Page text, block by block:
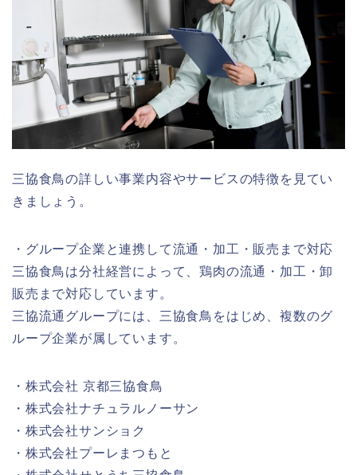
三協食鳥の詳しい事業内容やサービスの特徴を見てい
きましょう。
・グループ企業と連携して流通・加工・販売まで対応
三協食鳥は分社経営によって、鶏肉の流通・加工・卸
販売まで対応しています。
三協流通グループには、三協食鳥をはじめ、複数のグ
ループ企業が属しています。
・株式会社 京都三協食鳥
・株式会社ナチュラルノーサン
・株式会社サンショク
・株式会社プーレまつもと